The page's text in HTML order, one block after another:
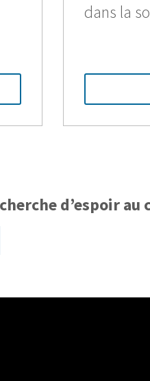
dans la
d’espoir au